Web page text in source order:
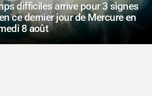
difficiles arrive pour 3 signes
ce dernier jour de Mercure en
8 août